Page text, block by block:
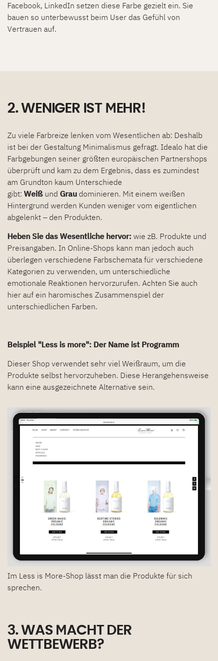
Facebook, LinkedIn setzen diese Farbe gezielt ein. Sie
bauen so unterbewusst beim User das Gefühl von
Vertrauen auf.
2. WENIGER IST MEHR!
Zu viele Farbreize lenken vom Wesentlichen ab: Deshalb
ist bei der Gestaltung Minimalismus gefragt. Idealo hat die
Farbgebungen seiner größten europäischen Partnershops
überprüft und kam zu dem Ergebnis, dass es zumindest
am Grundton kaum Unterschiede
gibt: Weiß und Grau dominieren. Mit einem weißen
Hintergrund werden Kunden weniger vom eigentlichen
abgelenkt – den Produkten.
Heben Sie das Wesentliche hervor: wie zB. Produkte und
Preisangaben. In Online-Shops kann man jedoch auch
überlegen verschiedene Farbschemata für verschiedene
Kategorien zu verwenden, um unterschiedliche
emotionale Reaktionen hervorzurufen. Achten Sie auch
hier auf ein haromisches Zusammenspiel der
unterschiedlichen Farben.
Beispiel "Less is more": Der Name ist Programm
Dieser Shop verwendet sehr viel Weißraum, um die
Produkte selbst hervorzuheben. Diese Herangehensweise
kann eine ausgezeichnete Alternative sein.
Im Less is More-Shop lässt man die Produkte für sich
sprechen.
3. WAS MACHT DER
WETTBEWERB?